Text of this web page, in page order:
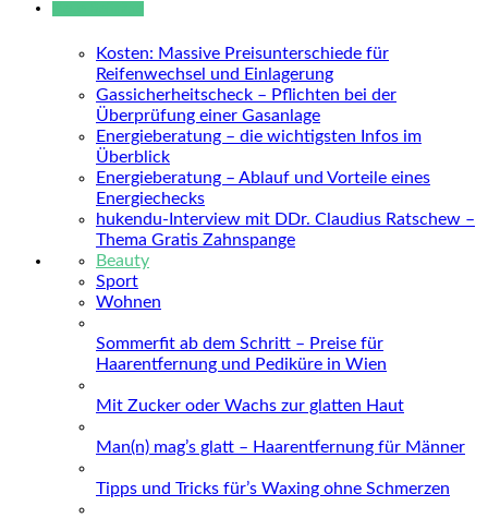
Kosten: Massive Preisunterschiede für
Reifenwechsel und Einlagerung
Gassicherheitscheck – Pflichten bei der
Überprüfung einer Gasanlage
Energieberatung – die wichtigsten Infos im
Überblick
Energieberatung – Ablauf und Vorteile eines
Energiechecks
hukendu-Interview mit DDr. Claudius Ratschew –
Thema Gratis Zahnspange
Beauty
Sport
Wohnen
Sommerfit ab dem Schritt – Preise für
Haarentfernung und Pediküre in Wien
Mit Zucker oder Wachs zur glatten Haut
Man(n) mag’s glatt – Haarentfernung für Männer
Tipps und Tricks für’s Waxing ohne Schmerzen